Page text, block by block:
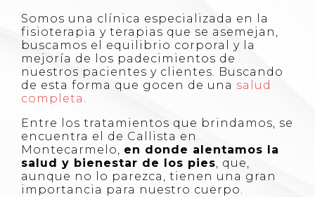
Somos una clínica especializada en la
fisioterapia y terapias que se asemejan,
buscamos el equilibrio corporal y la
mejoría de los padecimientos de
nuestros pacientes y clientes. Buscando
de esta forma que gocen de una salud
completa .
Entre los tratamientos que brindamos, se
encuentra el de Callista en
Montecarmelo, en donde alentamos la
salud y bienestar de los pies, que,
aunque no lo parezca, tienen una gran
importancia para nuestro cuerpo.